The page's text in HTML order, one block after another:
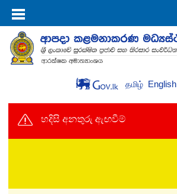
தமிழ் English
හදිසි අනතුරු ඇඟවීම්